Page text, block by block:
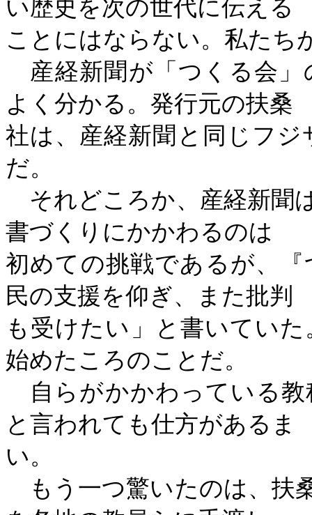
い歴史を次の世代に伝える
ことにはならない。私たち
産経新聞が「つくる会」
よく分かる。発行元の扶桑
社は、産経新聞と同じフ
だ。
それどころか、産経新聞
書づくりにかかわるのは
初めての挑戦であるが、
民の支援を仰ぎ、また批判
も受けたい」と書いてい
始めたころのことだ。
自らがかかわっている教
と言われても仕方があるま
い。
もう一つ驚いたのは、扶